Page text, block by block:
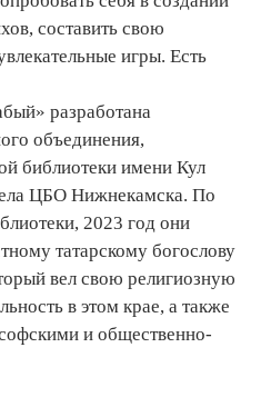
составить свою
игры. Есть
разработана
объединения,
библиотеки имени Кул
ЦБО Нижнекамска. По
2023 год они
татарскому богослову
вел свою религиозную
в этом крае, а также
и общественно-